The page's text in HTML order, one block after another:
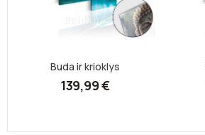
Buda ir krioklys
139,99 €